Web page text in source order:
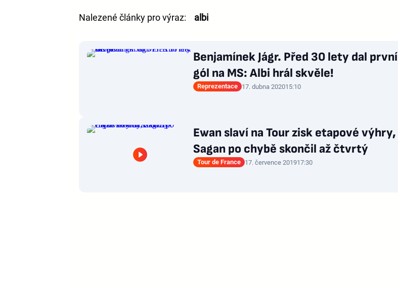
Nalezené články pro výraz: albi
Benjamínek Jágr. Před 30 lety dal první
gól na MS: Albi hrál skvěle!
Reprezentace 17. dubna 202015:10
Ewan slaví na Tour zisk etapové výhry,
Sagan po chybě skončil až čtvrtý
Tour de France 17. července 201917:30